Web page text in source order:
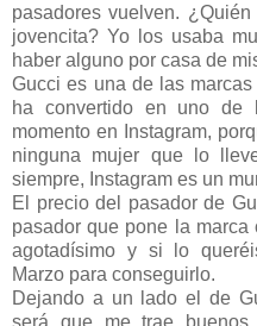
pasadores vuelven.
jovencita? Yo los usaba
haber alguno por casa de
Gucci es una de las
ha convertido en uno de
momento en Instagram,
ninguna mujer que lo
siempre, Instagram es un
El precio del pasador de
pasador que pone la
agotadísimo y si lo
Marzo para conseguirlo.
Dejando a un lado el de
será que me trae